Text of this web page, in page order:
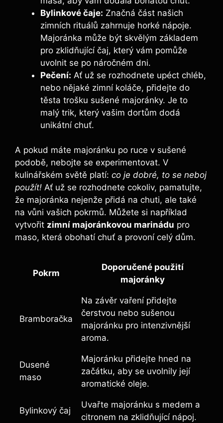
Bylinkové čaje: Značná část našich
zimních rituálů zahrnuje horké nápoje.
Majoránka může být skvělým základem
pro zklidňující čaj, který vám pomůže
uvolnit se po náročném dni.
Pečení: Ať už se rozhodnete upéct chléb,
nebo nějaké zimní koláče, přidejte do
těsta trošku sušené majoránky. Je to
malý trik, který vašim dortům dodá
unikátní chuť.
A pokud máte majoránku po ruce v sušené
podobě, nebojte se experimentovat. V
kulinářském světě platí: co je dobré, to se neboj
použít! Ať už se rozhodnete cokoliv, pamatujte,
že majoránka nejenže přidá na chuti, ale také
na vůni vašich pokrmů. Můžete si například
vytvořit zimní majoránkovou marinádu pro
maso, která obohatí chuť a provoní celý dům.
Pokrm
Doporučené použití
majoránky
Bramboračka
Na závěr vaření přidejte
čerstvou nebo sušenou
majoránku pro intenzivnější
aroma.
Dusené
maso
Majoránku přidejte hned na
začátku, aby se uvolnily její
aromatické oleje.
Bylinkový čaj
Uvařte majoránku s medem a
citronem na zklidňující nápoj.